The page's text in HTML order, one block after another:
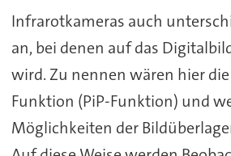
Infrarotkameras auch
an, bei denen auf das
wird. Zu nennen wären hier
Funktion (PiP-Funktion) und
Möglichkeiten der